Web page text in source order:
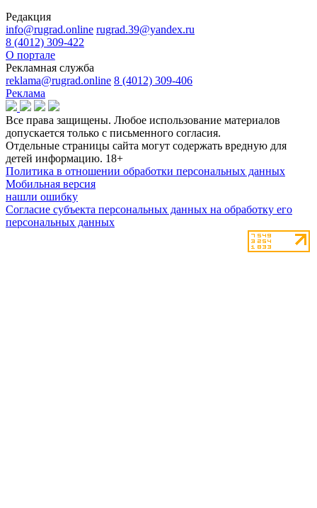
Редакция
info@rugrad.online rugrad.39@yandex.ru
8 (4012) 309-422
О портале
Рекламная служба
reklama@rugrad.online 8 (4012) 309-406
Реклама
Все права защищены. Любое использование материалов
допускается только с письменного согласия.
Отдельные страницы сайта могут содержать вредную для
детей информацию. 18+
Политика в отношении обработки персональных данных
Мобильная версия
нашли ошибку
Согласие субъекта персональных данных на обработку его
персональных данных